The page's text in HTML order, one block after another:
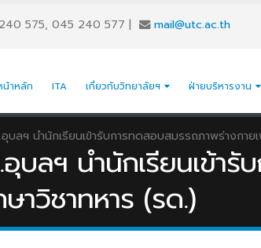
575, 045 240 577 | mail@utc.ac.th
น้าหลัก ITA เกี่ยวกับวิทยาลัยฯ ฝ่ายบริหารงาน
ลฯ นำนักเรียนเข้ารับการทดสอบสมรรถภาพร่างกาย
บลฯ นำนักเรียนเข้า
าวิชาทหาร (รด.)